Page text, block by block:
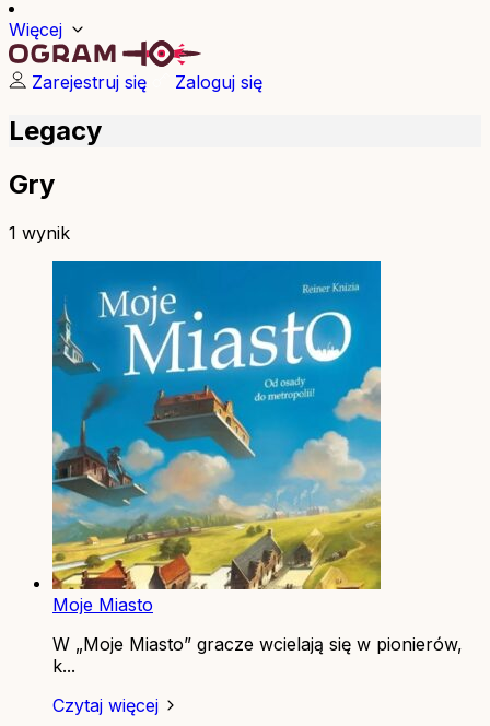
Więcej
Zarejestruj się Zaloguj się
Legacy
Gry
1 wynik
Moje Miasto
W „Moje Miasto” gracze wcielają się w pionierów,
k...
Czytaj więcej